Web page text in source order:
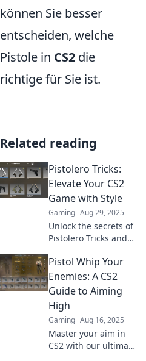
können Sie besser
entscheiden, welche
Pistole in CS2 die
richtige für Sie ist.
Related reading
Pistolero Tricks:
Elevate Your CS2
Game with Style
Gaming Aug 29, 2025
Unlock the secrets of
Pistolero Tricks and
gameplay with style!
Discover elite
strategies for
ultimate success!
Pistol Whip Your
Enemies: A CS2
Guide to Aiming
High
Gaming Aug 16, 2025
Master your aim in
CS2 with our ultimate